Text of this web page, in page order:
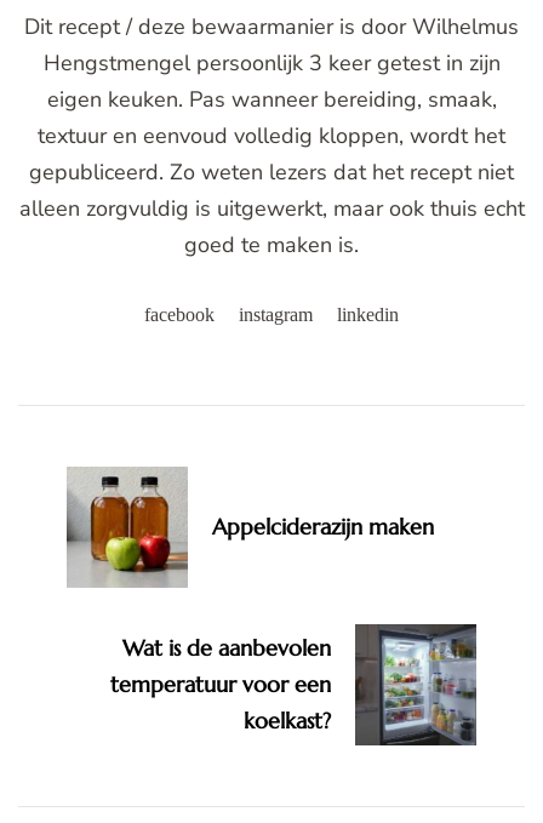
Dit recept / deze bewaarmanier is door Wilhelmus
Hengstmengel persoonlijk 3 keer getest in zijn
eigen keuken. Pas wanneer bereiding, smaak,
textuur en eenvoud volledig kloppen, wordt het
gepubliceerd. Zo weten lezers dat het recept niet
alleen zorgvuldig is uitgewerkt, maar ook thuis echt
goed te maken is.
facebook instagram linkedin
Navigation
Appelciderazijn maken
Wat is de aanbevolen
temperatuur voor een
koelkast?